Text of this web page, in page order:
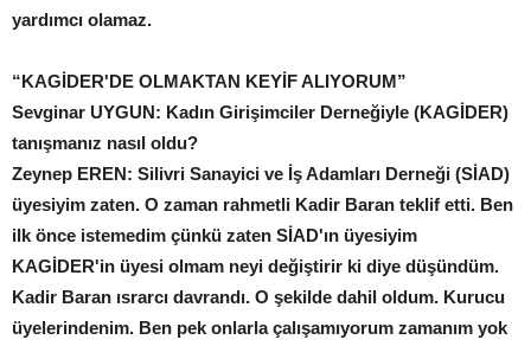
yardımcı olamaz.
“KAGİDER'DE OLMAKTAN KEYİF ALIYORUM”
Sevginar UYGUN: Kadın Girişimciler Derneğiyle (KAGİDER)
tanışmanız nasıl oldu?
Zeynep EREN: Silivri Sanayici ve İş Adamları Derneği (SİAD)
üyesiyim zaten. O zaman rahmetli Kadir Baran teklif etti. Ben
ilk önce istemedim çünkü zaten SİAD'ın üyesiyim
KAGİDER'in üyesi olmam neyi değiştirir ki diye düşündüm.
Kadir Baran ısrarcı davrandı. O şekilde dahil oldum. Kurucu
üyelerindenim. Ben pek onlarla çalışamıyorum zamanım yok